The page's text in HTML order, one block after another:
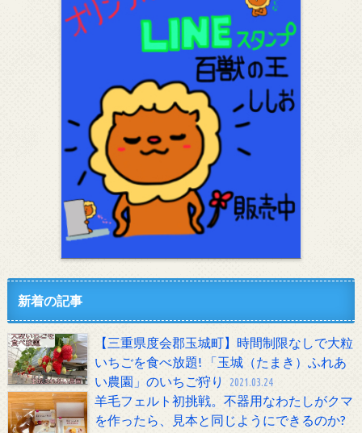
新着の記事
【三重県度会郡玉城町】時間制限なしで大粒
いちごを食べ放題! 「玉城（たまき）ふれあ
い農園」のいちご狩り
2021.03.24
羊毛フェルト初挑戦。不器用なわたしがクマ
を作ったら、見本と同じようにできるのか?